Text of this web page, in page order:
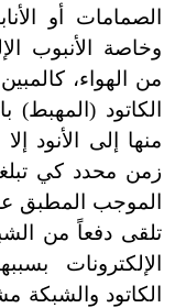
الصمامات أو
وخاصة الأنبوب
من الهواء،
الكاتود (المهبط)
منها إلى الأنود
زمن محدد كي
الموجب المطبق
تلقى دفعاً من
الإلكترونات
الكاتود والشبكة